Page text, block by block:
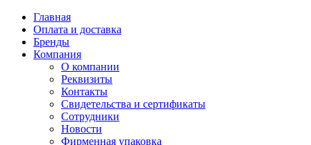
Главная
Оплата и доставка
Бренды
Компания
О компании
Реквизиты
Контакты
Свидетельства и сертификаты
Сотрудники
Новости
Фирменная упаковка